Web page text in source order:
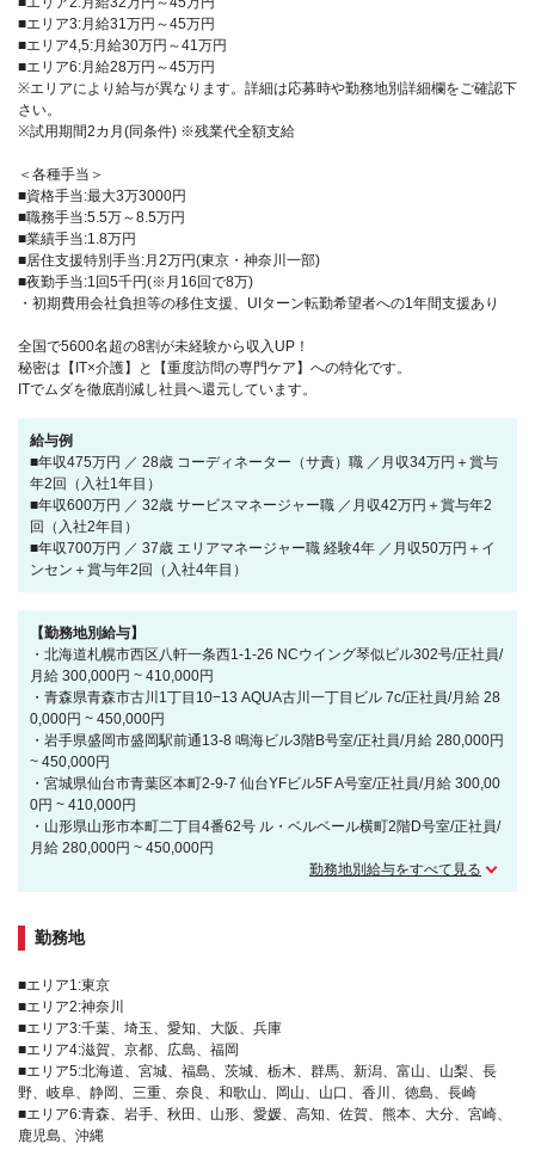
■エリア3:月給31万円～45万円
■エリア4,5:月給30万円～41万円
■エリア6:月給28万円～45万円
※エリアにより給与が異なります。詳細は応募時や勤務地別詳細欄をご確認下
さい。
※試用期間2カ月(同条件) ※残業代全額支給
＜各種手当＞
■資格手当:最大3万3000円
■職務手当:5.5万～8.5万円
■業績手当:1.8万円
■居住支援特別手当:月2万円(東京・神奈川一部)
■夜勤手当:1回5千円(※月16回で8万)
・初期費用会社負担等の移住支援、UIターン転勤希望者への1年間支援あり
全国で5600名超の8割が未経験から収入UP！
秘密は【IT×介護】と【重度訪問の専門ケア】への特化です。
ITでムダを徹底削減し社員へ還元しています。
給与例
■年収475万円 ／ 28歳 コーディネーター（サ責）職 ／月収34万円＋賞与
年2回（入社1年目）
■年収600万円 ／ 32歳 サービスマネージャー職 ／月収42万円＋賞与年2
回（入社2年目）
■年収700万円 ／ 37歳 エリアマネージャー職 経験4年 ／月収50万円＋イ
ンセン＋賞与年2回（入社4年目）
【勤務地別給与】
・北海道札幌市西区八軒一条西1-1-26 NCウイング琴似ビル302号/正社員/
月給 300,000円 ~ 410,000円
・青森県青森市古川1丁目10−13 AQUA古川一丁目ビル 7c/正社員/月給 28
0,000円 ~ 450,000円
・岩手県盛岡市盛岡駅前通13-8 鳴海ビル3階B号室/正社員/月給 280,000円
~ 450,000円
・宮城県仙台市青葉区本町2-9-7 仙台YFビル5F A号室/正社員/月給 300,00
0円 ~ 410,000円
・山形県山形市本町二丁目4番62号 ル・ベルベール横町2階D号室/正社員/
月給 280,000円 ~ 450,000円
勤務地別給与をすべて見る
勤務地
■エリア1:東京
■エリア2:神奈川
■エリア3:千葉、埼玉、愛知、大阪、兵庫
■エリア4:滋賀、京都、広島、福岡
■エリア5:北海道、宮城、福島、茨城、栃木、群馬、新潟、富山、山梨、長
野、岐阜、静岡、三重、奈良、和歌山、岡山、山口、香川、徳島、長崎
■エリア6:青森、岩手、秋田、山形、愛媛、高知、佐賀、熊本、大分、宮崎、
鹿児島、沖縄